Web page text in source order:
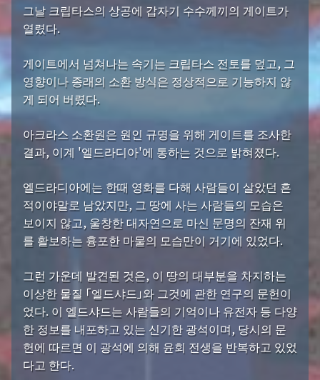
그날 크립타스의 상공에 갑자기 수수께끼의 게이트가
열렸다.
게이트에서 넘쳐나는 속기는 크립타스 전토를 덮고, 그
영향이나 종래의 소환 방식은 정상적으로 기능하지 않
게 되어 버렸다.
아크라스 소환원은 원인 규명을 위해 게이트를 조사한
결과, 이계 '엘드라디아'에 통하는 것으로 밝혀졌다.
엘드라디아에는 한때 영화를 다해 사람들이 살았던 흔
적이야말로 남았지만, 그 땅에 사는 사람들의 모습은
보이지 않고, 울창한 대자연으로 마신 문명의 잔재 위
를 활보하는 흉포한 마물의 모습만이 거기에 있었다.
그런 가운데 발견된 것은, 이 땅의 대부분을 차지하는
이상한 물질 「엘드샤드」와 그것에 관한 연구의 문헌이
었다. 이 엘드샤드는 사람들의 기억이나 유전자 등 다양
한 정보를 내포하고 있는 신기한 광석이며, 당시의 문
헌에 따르면 이 광석에 의해 윤회 전생을 반복하고 있었
다고 한다.